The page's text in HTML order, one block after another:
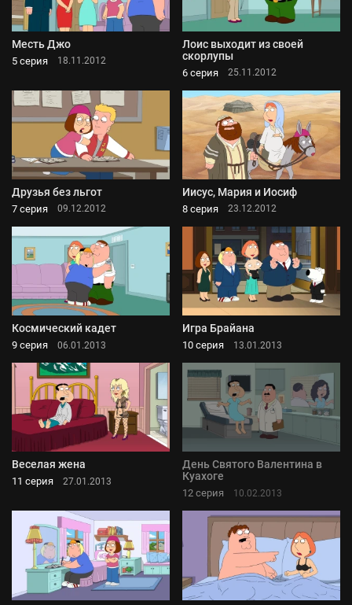
Месть Джо
5 серия 18.11.2012
Лоис выходит из своей
скорлупы
6 серия 25.11.2012
Друзья без льгот
7 серия 09.12.2012
Иисус, Мария и Иосиф
8 серия 23.12.2012
Космический кадет
9 серия 06.01.2013
Игра Брайана
10 серия 13.01.2013
Веселая жена
11 серия 27.01.2013
День Святого Валентина в
Куахоге
12 серия 10.02.2013